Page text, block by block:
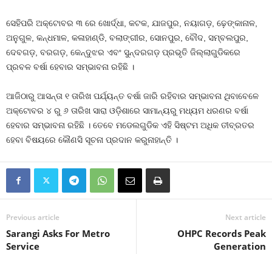
ସେହିପରି ଅକ୍ଟୋବର ୩ ରେ ଖୋର୍ଦ୍ଧା, କଟକ, ଯାଜପୁର, ନୟାଗଡ଼, ଢ଼େଙ୍କାନାଳ,
ଅନୁଗୁଳ, କନ୍ଧମାଳ, କଳାହାଣ୍ଡି, ବଲାଙ୍ଗୀର, ସୋନପୁର, ବୌଦ, ସମ୍ବଲପୁର,
ଦେବଗଡ଼, ବରଗଡ଼, କେନ୍ଦୁଝର ଏବଂ ସୁନ୍ଦରଗଡ଼ ପ୍ରଭୃତି ଜିଲ୍ଲାଗୁଡିକରେ
ପ୍ରବଳ ବର୍ଷା ହେବାର ସମ୍ଭାବନା ରହିଛି ।
ଆଜିଠାରୁ ଆସନ୍ତା ୧ ତାରିଖ ପର୍ଯ୍ୟନ୍ତ ବର୍ଷା ଜାରି ରହିବାର ସମ୍ଭାବନା ଥିବାବେଳେ
ଅକ୍ଟୋବର ୪ ରୁ ୬ ତାରିଖ ସାରା ଓଡ଼ିଶାରେ ସାମାନ୍ୟରୁ ମଧ୍ୟମ ଧରଣର ବର୍ଷା
ହେବାର ସମ୍ଭାବନା ରହିଛି । ତେବେ ମଡେଲଗୁଡିକ ଏହି ସିଷ୍ଟମ ଅଧିକ ତୀବ୍ରତର
ହେବା ବିଷୟରେ କୌଣସି ସୂଚନା ପ୍ରଦାନ କରୁନାହାନ୍ତି ।
Previous article
Sarangi Asks For Metro
Service
Next article
OHPC Records Peak
Generation